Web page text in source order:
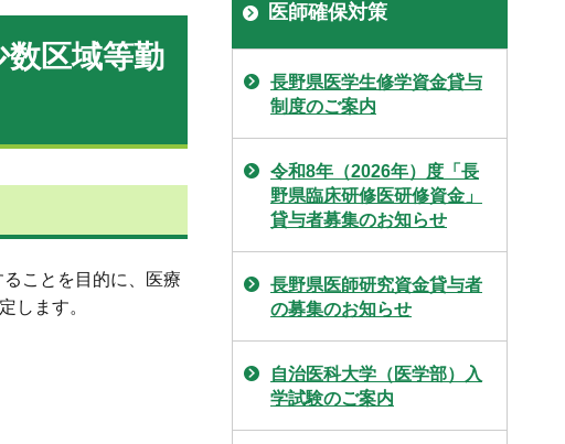
数区域等勤
ことを目的に、医療
します。
医師確保対策
長野県医学生修学資金貸与
制度のご案内
令和8年（2026年）度「長
野県臨床研修医研修資金」
貸与者募集のお知らせ
長野県医師研究資金貸与者
の募集のお知らせ
自治医科大学（医学部）入
学試験のご案内